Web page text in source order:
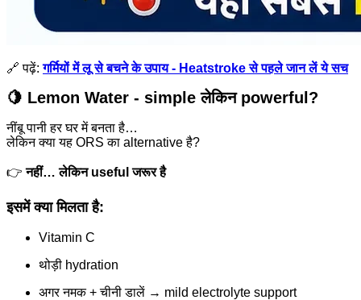
🔗 पढ़ें:गर्मियों में लू से बचने के उपाय - Heatstroke से पहले जान लें ये सच
🍋 Lemon Water - simple लेकिन powerful?
नींबू पानी हर घर में बनता है…
लेकिन क्या यह ORS का alternative है?
👉नहीं… लेकिन useful जरूर है
इसमें क्या मिलता है:
Vitamin C
थोड़ी hydration
अगर नमक + चीनी डालें → mild electrolyte support